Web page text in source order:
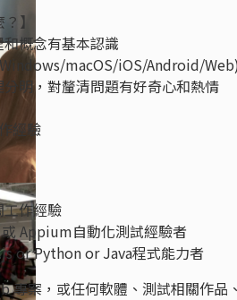
】
概念有基本認識
macOS/iOS/Android/
明，對釐清問題有好奇心和熱情
經驗
作經驗
Appium自動化測試經驗者
or Python or Java程式能力者
專案，或任何軟體、測試相關作品